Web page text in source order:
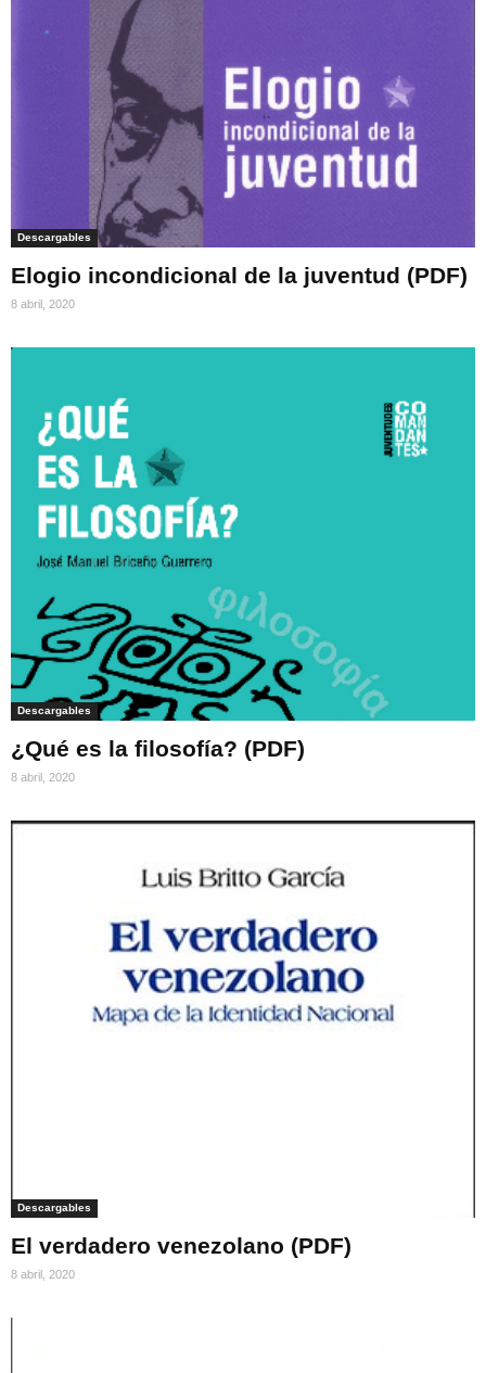
Descargables
Elogio incondicional de la juventud (PDF)
8 abril, 2020
Descargables
¿Qué es la filosofía? (PDF)
8 abril, 2020
Descargables
El verdadero venezolano (PDF)
8 abril, 2020